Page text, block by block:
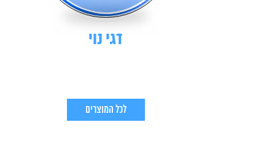
דגי נוי
לכל המוצרים